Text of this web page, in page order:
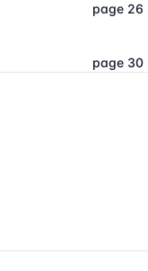
page 26
page 30